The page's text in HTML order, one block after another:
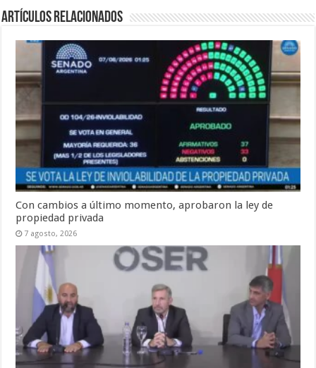
Artículos Relacionados
Con cambios a último momento, aprobaron la ley de
propiedad privada
7 agosto, 2026